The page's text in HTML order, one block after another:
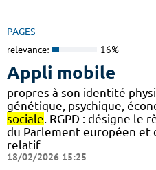
PAGES
relevance: 16%
Appli mobile
propres à son identité
génétique, psychique,
sociale . RGPD : désigne
du Parlement européen et
relatif
18/02/2026 15:25